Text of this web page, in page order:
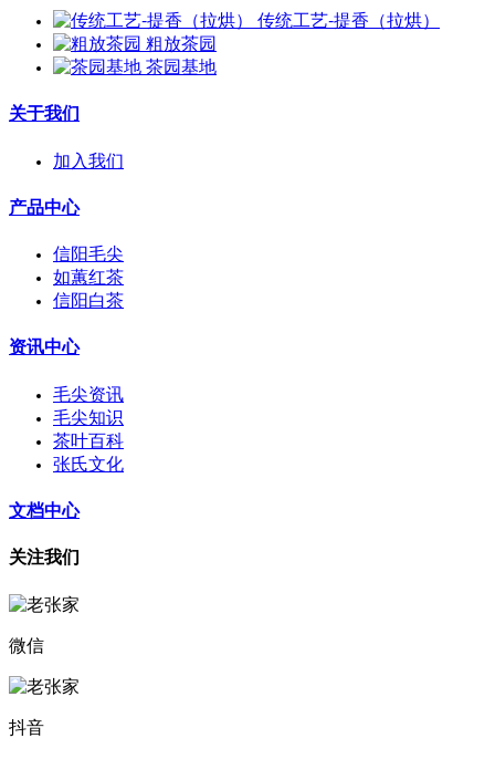
传统工艺-提香（拉烘）
粗放茶园
茶园基地
关于我们
加入我们
产品中心
信阳毛尖
如蕙红茶
信阳白茶
资讯中心
毛尖资讯
毛尖知识
茶叶百科
张氏文化
文档中心
关注我们
微信
抖音